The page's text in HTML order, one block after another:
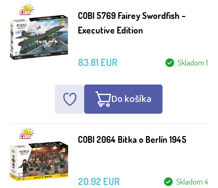
COBI 5769 Fairey Swordfish –
Executive Edition
Skladom 1
83.81 EUR
Do košíka
COBI 2064 Bitka o Berlín 1945
Skladom 4
20.92 EUR